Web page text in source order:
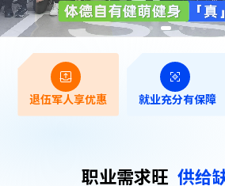
退伍军人享优惠 就业充分有保障
职业需求旺 供给